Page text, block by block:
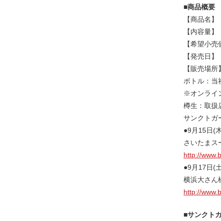
■商品概要
【商品名
【内容量
【希望小
【発売日
【販売場所
ボトル：当
※オンライ
樽生：取扱
サンクトガ
●9月15日(
さいたまス
http://
●9月17日(
横浜大さん
http://
■サンクト